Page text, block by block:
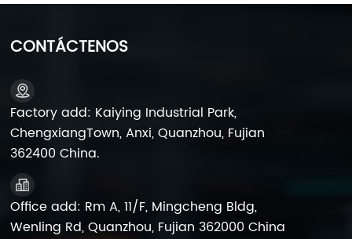
plomo-ácido. Las baterías abiertas de plomo-ácido
requieren inspección periódica y reposición de
engorroso, mientras que las baterías VRLA no
necesitan una adición regular de agua, lo que las
hace más cómodas de usar y mantener. Además, las
baterías de fosfato de hierro y litio ofrecen mayor
seguridad y vida útil en comparación con las baterías
de plomo-ácido, mientras que las baterías de iones
de sodio cuentan con costos más bajos y recursos
más abundantes. Sin embargo, a pesar de estas
ventajas, las baterías VRLA todavía se utilizan
CONTÁCTENOS
Factory add: Kaiying Industrial Park,
ChengxiangTown, Anxi, Quanzhou, Fujian
362400 China.
Office add: Rm A, 11/F, Mingcheng Bldg,
Wenling Rd, Quanzhou, Fujian 362000 China